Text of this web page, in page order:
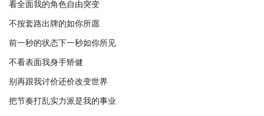
看全面我的角色自由突变
不按套路出牌的如你所愿
前一秒的状态下一秒如你所见
不看表面我身手矫健
别再跟我讨价还价改变世界
把节奏打乱实力派是我的事业